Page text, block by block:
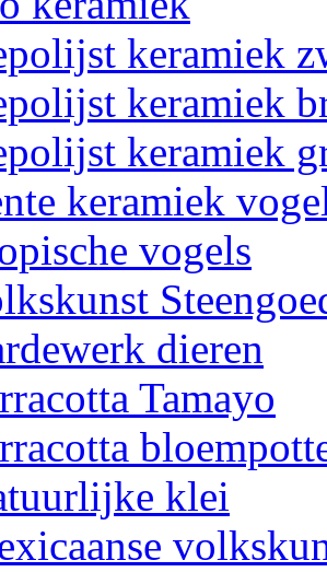
keramiek
keramiek
keramiek
keramiek
vogels
dieren
Tamayo
klei